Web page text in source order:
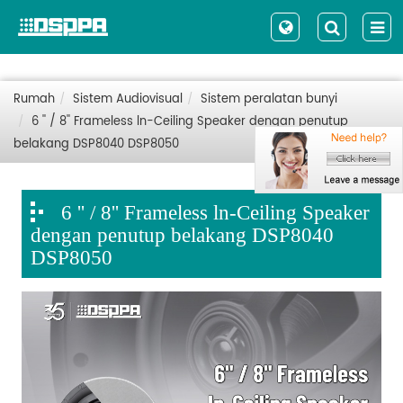
Rumah Sistem Audiovisual
Sistem peralatan bunyi
6 '' / 8'' Frameless ln-Ceiling Speaker dengan penutup
belakang DSP8040 DSP8050
6 '' / 8'' Frameless ln-Ceiling Speaker
dengan penutup belakang DSP8040
DSP8050